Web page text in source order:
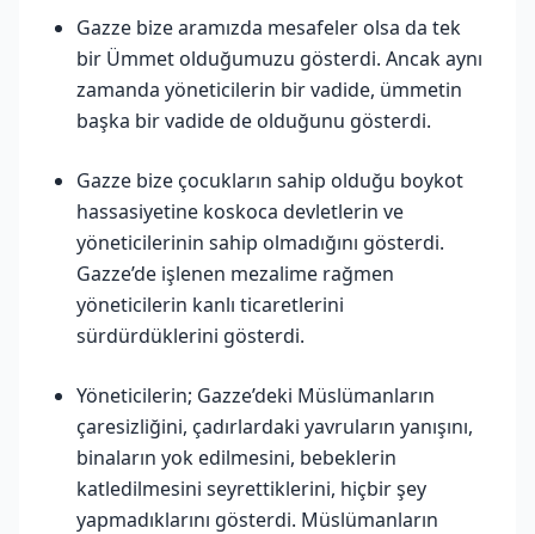
Gazze bize aramızda mesafeler olsa da tek
bir Ümmet olduğumuzu gösterdi. Ancak aynı
zamanda yöneticilerin bir vadide, ümmetin
başka bir vadide de olduğunu gösterdi.
Gazze bize çocukların sahip olduğu boykot
hassasiyetine koskoca devletlerin ve
yöneticilerinin sahip olmadığını gösterdi.
Gazze’de işlenen mezalime rağmen
yöneticilerin kanlı ticaretlerini
sürdürdüklerini gösterdi.
Yöneticilerin; Gazze’deki Müslümanların
çaresizliğini, çadırlardaki yavruların yanışını,
binaların yok edilmesini, bebeklerin
katledilmesini seyrettiklerini, hiçbir şey
yapmadıklarını gösterdi. Müslümanların